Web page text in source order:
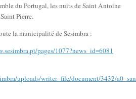
du Portugal, les nuits de Saint Antoine
Pierre.
la municipalité de Sesimbra :
pages/1077?news_id=6081
uploads/writer_file/document/3432/